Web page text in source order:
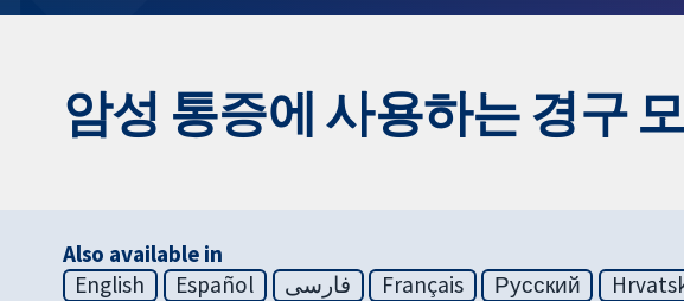
암성 통증에 사용하는 경구
Also available in
English
Español فارسی Français Русский